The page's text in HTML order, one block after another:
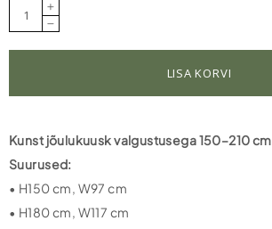
Kunst
jõulukuusk
quantity
LISA KORVI
Kunst jõulukuusk valgustusega 150–210 cm
Suurused:
• H150 cm, W97 cm
• H180 cm, W117 cm